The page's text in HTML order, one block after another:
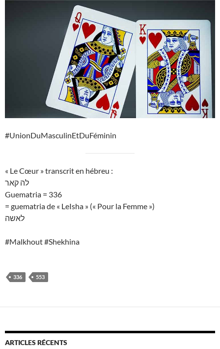
#UnionDuMasculinEtDuFéminin
« Le Cœur » transcrit en hébreu :
לה קאר
Guematria = 336
= guematria de « LeIsha » (« Pour la Femme »)
לאשה
#Malkhout #Shekhina
336 553
ARTICLES RÉCENTS